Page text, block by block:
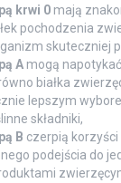
krwi 0 mają
pochodzenia
skuteczniej
A mogą
białka
lepszym
składniki,
B czerpią
podejścia do